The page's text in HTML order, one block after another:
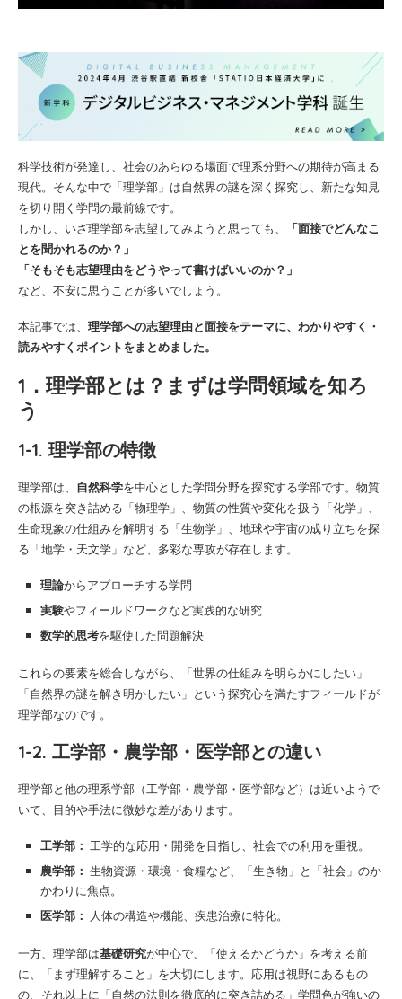
科学技術が発達し、社会のあらゆる場面で理系分野への期待が高まる
現代。そんな中で「理学部」は自然界の謎を深く探究し、新たな知見
を切り開く学問の最前線です。
しかし、いざ理学部を志望してみようと思っても、
「面接でどんなこ
とを聞かれるのか？」
「そもそも志望理由をどうやって書けばいいのか？」
など、不安に思うことが多いでしょう。
本記事では、 理学部への志望理由と面接をテーマに、わかりやすく・
読みやすくポイントをまとめました。
1．理学部とは？まずは学問領域を知ろ
う
1-1. 理学部の特徴
理学部は、 自然科学を中心とした学問分野を探究する学部です。物質
の根源を突き詰める「物理学」、物質の性質や変化を扱う「化学」、
生命現象の仕組みを解明する「生物学」、地球や宇宙の成り立ちを探
る「地学・天文学」など、多彩な専攻が存在します。
理論からアプローチする学問
実験やフィールドワークなど実践的な研究
数学的思考を駆使した問題解決
これらの要素を総合しながら、「世界の仕組みを明らかにしたい」
「自然界の謎を解き明かしたい」という探究心を満たすフィールドが
理学部なのです。
1-2. 工学部・農学部・医学部との違い
理学部と他の理系学部（工学部・農学部・医学部など）は近いようで
いて、目的や手法に微妙な差があります。
工学部： 工学的な応用・開発を目指し、社会での利用を重視。
農学部： 生物資源・環境・食糧など、「生き物」と「社会」のか
かわりに焦点。
医学部： 人体の構造や機能、疾患治療に特化。
一方、理学部は基礎研究が中心で、「使えるかどうか」を考える前
に、「まず理解すること」を大切にします。応用は視野にあるもの
の、それ以上に「自然の法則を徹底的に突き詰める」学問色が強いの